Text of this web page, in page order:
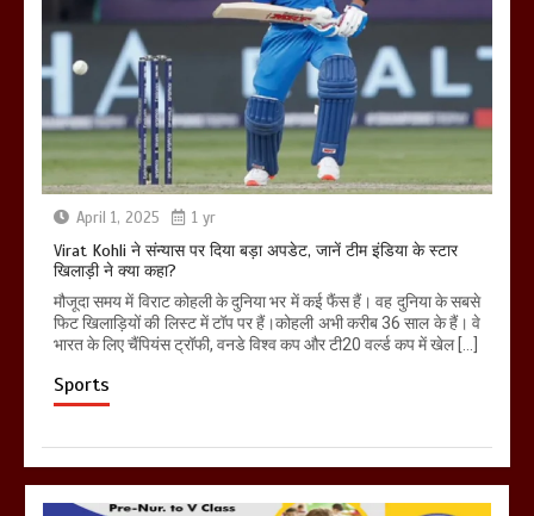
April 1, 2025 1 yr
Virat Kohli ने संन्यास पर दिया बड़ा अपडेट, जानें टीम इंडिया के स्टार
खिलाड़ी ने क्या कहा?
मौजूदा समय में विराट कोहली के दुनिया भर में कई फैंस हैं। वह दुनिया के सबसे
फिट खिलाड़ियों की लिस्ट में टॉप पर हैं।कोहली अभी करीब 36 साल के हैं। वे
भारत के लिए चैंपियंस ट्रॉफी, वनडे विश्व कप और टी20 वर्ल्ड कप में खेल […]
Sports